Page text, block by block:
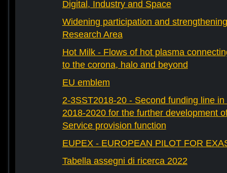
Digital, Industry and Space
Widening participation and
Research Area
Hot Milk - Flows of hot plasma
to the corona, halo and beyond
EU emblem
2-3SST2018-20 - Second funding line
2018-2020 for the further development
Service provision function
EUPEX - EUROPEAN PILOT FOR
Tabella assegni di ricerca 2022